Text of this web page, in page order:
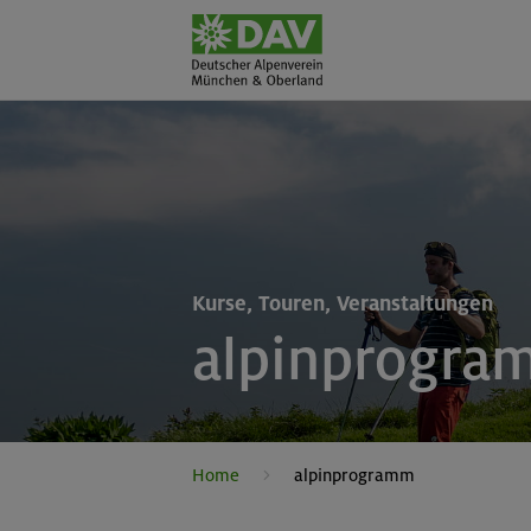
Kurse, Touren, Veranstaltungen
Home alpinprogramm